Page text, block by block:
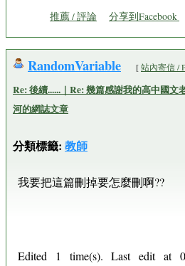
推薦 / 評論 分享到Facebook
RandomVariable [站內寄信 /
Re: 後續......｜Re: 幾篇感謝我的高中國文
河的網誌文章
分類標籤: 教師
我要把這篇刪掉要怎麼刪啊??
Edited 1 time(s). Last edit at